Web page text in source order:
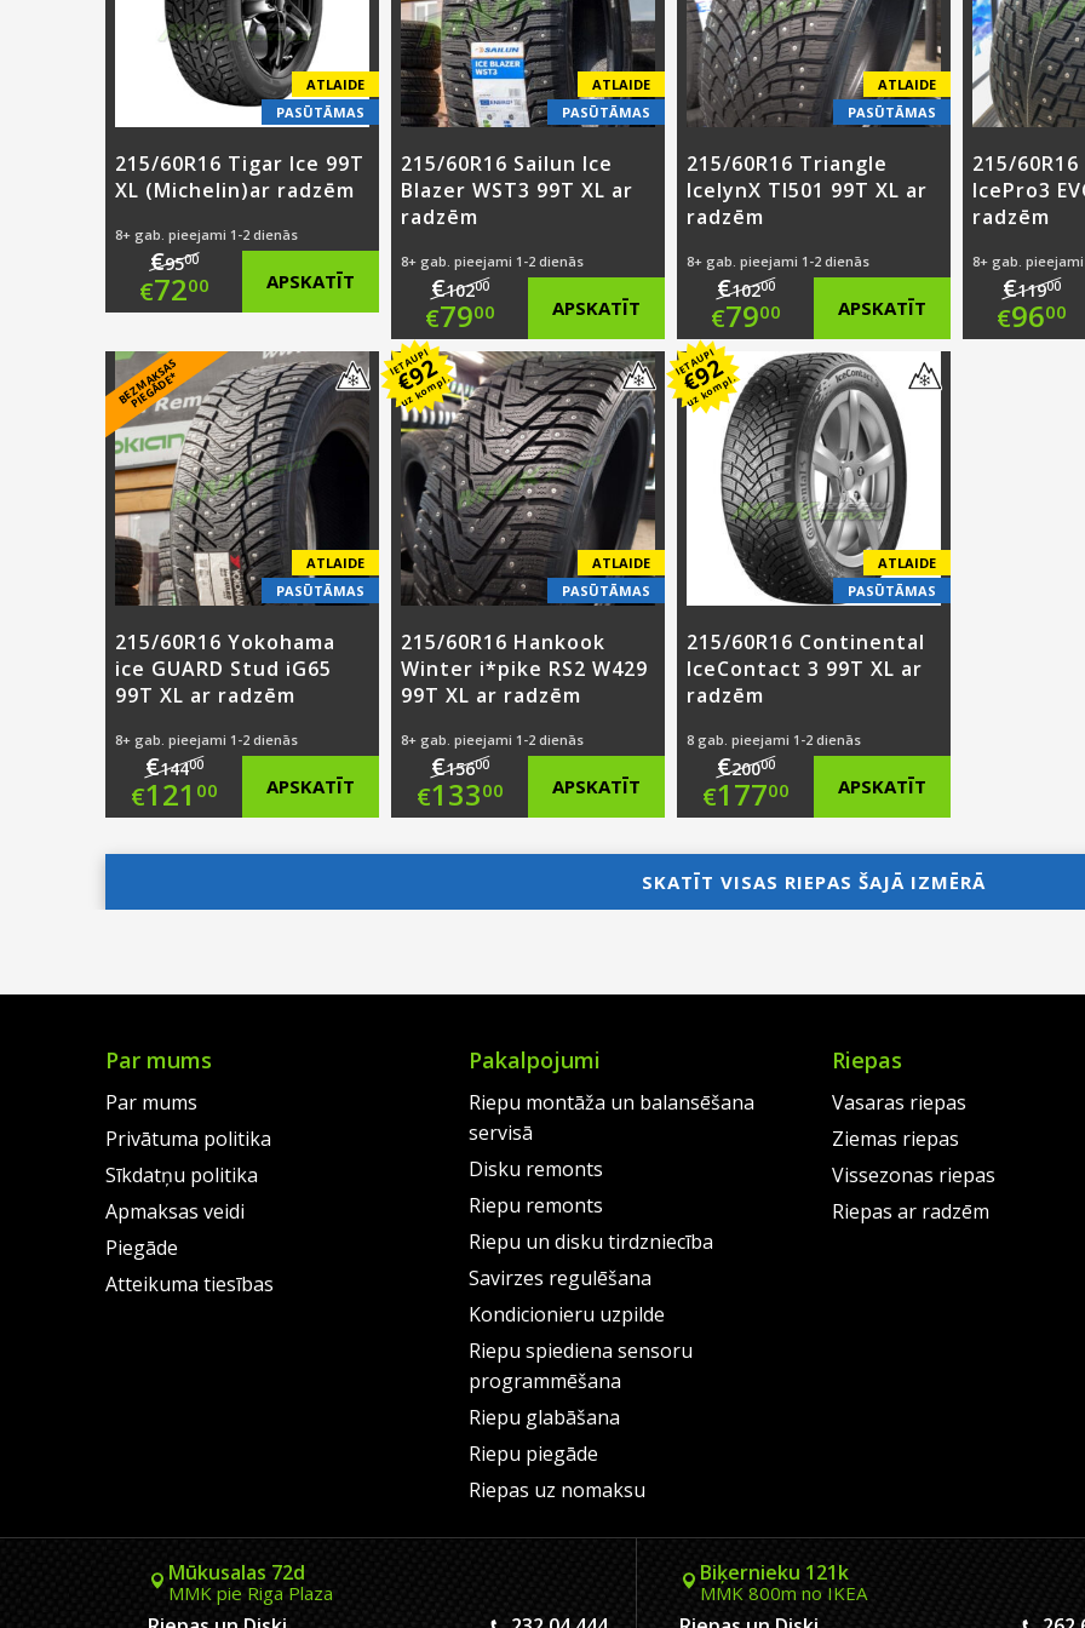
ATLAIDE
PASŪTĀMAS
215/60R16 Tigar Ice 99T
XL (Michelin)ar radzēm
8+ gab. pieejami 1-2 dienās
€9500
Original
was:
€95.00.
€7200
price
is:
€72.00.
APSKATĪT
ATLAIDE
PASŪTĀMAS
215/60R16 Sailun Ice
Blazer WST3 99T XL ar
radzēm
8+ gab. pieejami 1-2 dienās
€10200
Original
price
was:
€102.00.
€7900
Current
price
is:
€79.00.
APSKATĪT
ATLAIDE
PASŪTĀMAS
215/60R16 Triangle
IcelynX TI501 99T XL ar
radzēm
8+ gab. pieejami 1-2 dienās
€10200
Original
price
was:
€102.00.
€7900
Current
price
is:
€79.00.
APSKATĪT
215/
IcePro3
radzēm
8+ gab.
€11900
€9600
B
E
Z
M
A
K
S
A
S
PI
E
G
Ā
D
E
*
ATLAIDE
PASŪTĀMAS
215/60R16 Yokohama
ice GUARD Stud iG65
99T XL ar radzēm
8+ gab. pieejami 1-2 dienās
€14400
Original
€121 00 APSKATĪT
IETAUPI
€92
uz kompl.
ATLAIDE
PASŪTĀMAS
215/60R16 Hankook
Winter i*pike RS2 W429
99T XL ar radzēm
8+ gab. pieejami 1-2 dienās
€15600
Original
€13300 APSKATĪT
IETAUPI
€92
uz kompl.
ATLAIDE
PASŪTĀMAS
215/60R16 Continental
IceContact 3 99T XL ar
radzēm
8 gab. pieejami 1-2 dienās
€20000
Original
was:
€17700
price
APSKATĪT
SKATĪT VISAS RIEPAS ŠAJĀ IZMĒRĀ
Par mums
Par mums
Privātuma politika
Sīkdatņu politika
Apmaksas veidi
Piegāde
Atteikuma tiesības
Pakalpojumi
Riepu montāža un balansēšana
servisā
Disku remonts
Riepu remonts
Riepu un disku tirdzniecība
Savirzes regulēšana
Kondicionieru uzpilde
Riepu spiediena sensoru
programmēšana
Riepu glabāšana
Riepu piegāde
Riepas uz nomaksu
Riepas
Vasaras riepas
Ziemas riepas
Vissezonas riepas
Riepas ar radzēm
Mūkusalas 72d
MMK pie Riga Plaza
Biķernieku 121k
MMK 800m no IKEA